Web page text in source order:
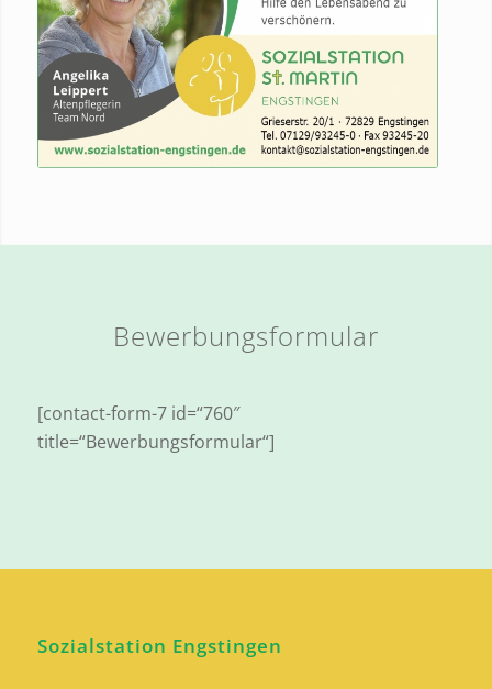
Bewerbungsformular
[contact-form-7 id=“760″
title=“Bewerbungsformular“]
Sozialstation Engstingen